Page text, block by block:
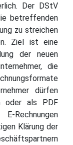
Der DStV
betreffenden
zu streichen
Ziel ist eine
der neuen
die
dürfen
oder als PDF
Rechnungen
Klärung der